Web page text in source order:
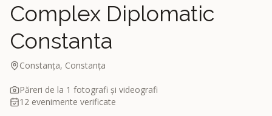
Complex Diplomatic
Constanta
Constanța, Constanța
Păreri de la 1 fotografi și videografi
12 evenimente verificate